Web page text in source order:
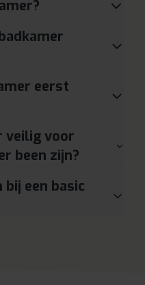
eerst
veilig voor
been zijn?
een basic